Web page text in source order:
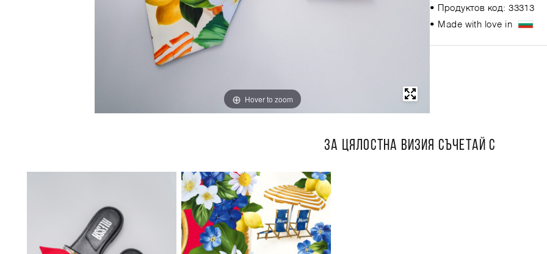
Hover to zoom
• Продуктов код: 33313
• Made with love in
ЗА ЦЯЛОСТНА ВИЗИЯ СЪЧЕТАЙ С